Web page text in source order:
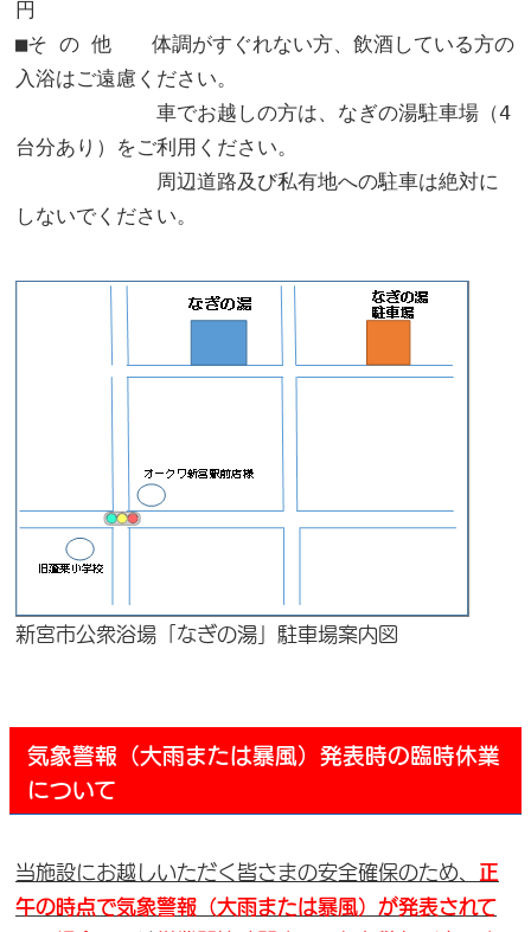
円
■そ の 他 体調がすぐれない方、飲酒している方の
入浴はご遠慮ください。
車でお越しの方は、なぎの湯駐車場（4
台分あり）をご利用ください。
周辺道路及び私有地への駐車は絶対に
しないでください。
新宮市公衆浴場「なぎの湯」駐車場案内図
気象警報（大雨または暴風）発表時の臨時休業
について
当施設にお越しいただく皆さまの安全確保のため、 正
午の時点で気象警報（大雨または暴風）が発表されて